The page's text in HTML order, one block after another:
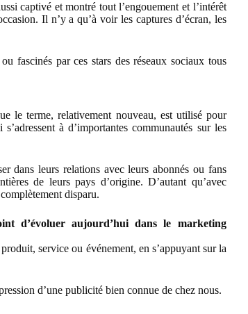
captivé et montré tout l’engouement et l’intérêt
Il n’y a qu’à voir les captures d’écran, les
fascinés par ces stars des réseaux sociaux tous
le terme, relativement nouveau, est utilisé pour
à d’importantes communautés sur les
dans leurs relations avec leurs abonnés ou fans
de leurs pays d’origine. D’autant qu’avec
disparu.
d’évoluer aujourd’hui dans le marketing
service ou événement, en s’appuyant sur la
d’une publicité bien connue de chez nous.